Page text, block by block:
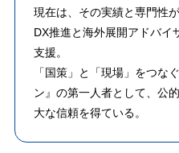
現在は、その実績と専門性
DX推進と海外展開アドバイ
支援。
「国策」と「現場」をつな
ン』の第一人者として、公
大な信頼を得ている。